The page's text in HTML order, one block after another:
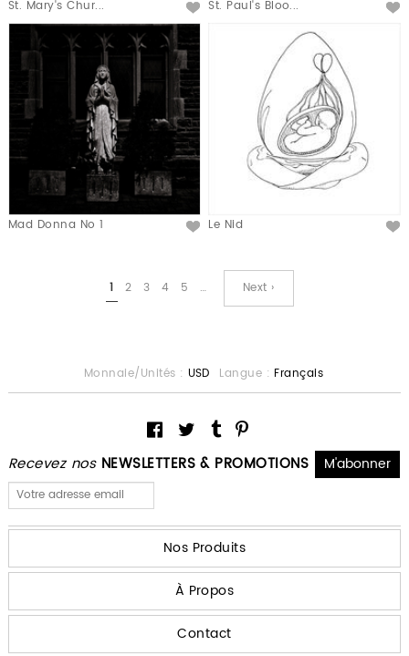
St. Mary's Chur... St. Paul's Bloo...
Mad Donna No 1 Le Nid
1 2 3 4 5 … Next ›
Recevez nos NEWSLETTERS & PROMOTIONS
Monnaie/Unités : USD Langue : Français
Nos Produits
À Propos
Contact